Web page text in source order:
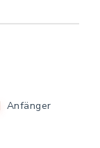
Anfänger